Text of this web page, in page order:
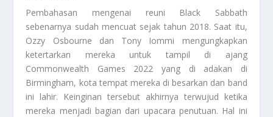
Pembahasan mengenai reuni Black Sabbath
sebenarnya sudah mencuat sejak tahun 2018. Saat itu,
Ozzy Osbourne dan Tony Iommi mengungkapkan
ketertarkan mereka untuk tampil di ajang
Commonwealth Games 2022 yang di adakan di
Birmingham, kota tempat mereka di besarkan dan band
ini lahir. Keinginan tersebut akhirnya terwujud ketika
mereka menjadi bagian dari upacara penutuan. Hal ini